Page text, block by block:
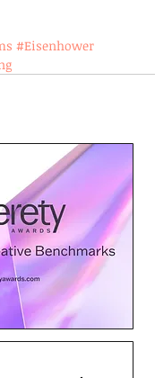
#Eisenhower